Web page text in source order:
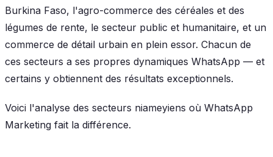
Burkina Faso, l'agro-commerce des céréales et des
légumes de rente, le secteur public et humanitaire, et un
commerce de détail urbain en plein essor. Chacun de
ces secteurs a ses propres dynamiques WhatsApp — et
certains y obtiennent des résultats exceptionnels.
Voici l'analyse des secteurs niameyiens où WhatsApp
Marketing fait la différence.